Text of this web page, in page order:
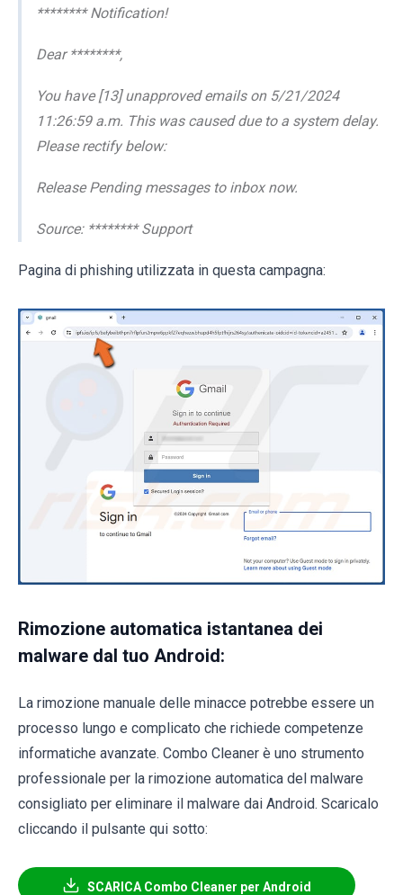
******** Notification!
Dear ********,
You have [13] unapproved emails on 5/21/2024
11:26:59 a.m. This was caused due to a system delay.
Please rectify below:
Release Pending messages to inbox now.
Source: ******** Support
Pagina di phishing utilizzata in questa campagna:
Rimozione automatica istantanea dei
malware dal tuo Android:
La rimozione manuale delle minacce potrebbe essere un
processo lungo e complicato che richiede competenze
informatiche avanzate. Combo Cleaner è uno strumento
professionale per la rimozione automatica del malware
consigliato per eliminare il malware dai Android. Scaricalo
cliccando il pulsante qui sotto:
SCARICA Combo Cleaner per Android